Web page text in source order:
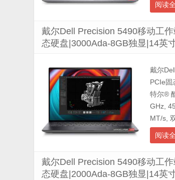
阅读
戴尔Dell Precision 5490移动工
态硬盘|3000Ada-8GB独显|14英
戴尔
PCIe固
特尔®
GHz,
MT/s,
阅读
戴尔Dell Precision 5490移动工
态硬盘|2000Ada-8GB独显|14英